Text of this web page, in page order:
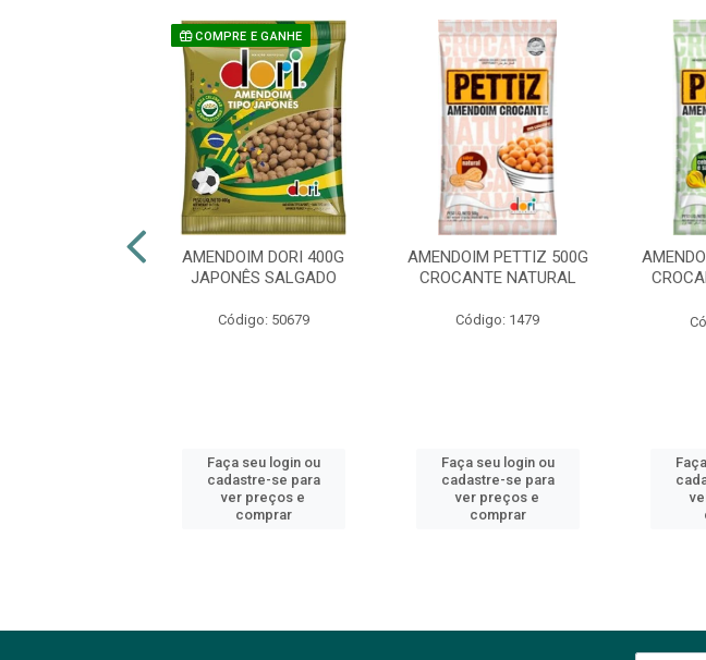
COMPRE E GANHE
AMENDOIM DORI 400G
JAPONÊS SALGADO
Código: 50679
Faça seu login ou
cadastre-se para
ver preços e
comprar
AMENDOIM PETTIZ 500G
CROCANTE NATURAL
Código: 1479
Faça seu login ou
cadastre-se para
ver preços e
comprar